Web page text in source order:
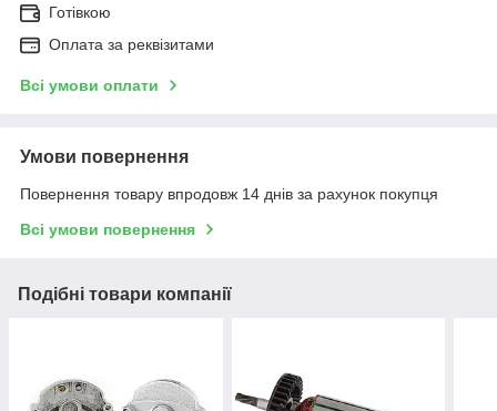
Готівкою
Оплата за реквізитами
Всі умови оплати
Умови повернення
Повернення товару впродовж 14 днів за рахунок покупця
Всі умови повернення
Подібні товари компанії